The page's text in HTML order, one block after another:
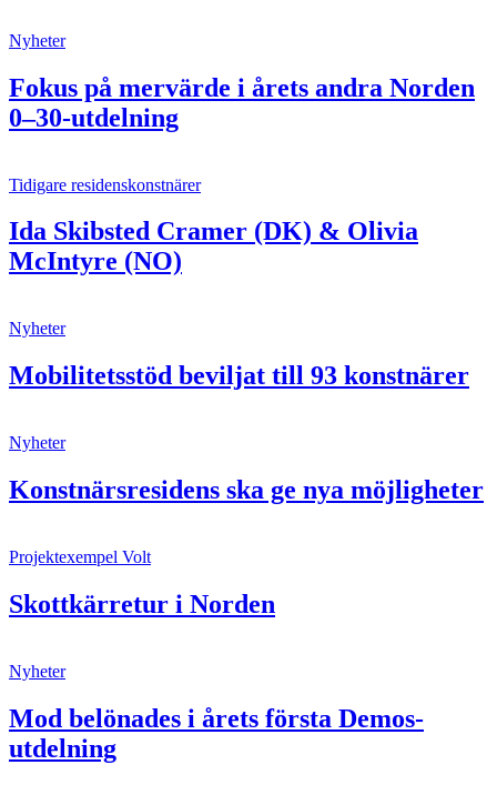
Nyheter
Fokus på mervärde i årets andra Norden
0–30-utdelning
Tidigare residenskonstnärer
Ida Skibsted Cramer (DK) & Olivia
McIntyre (NO)
Nyheter
Mobilitetsstöd beviljat till 93 konstnärer
Nyheter
Konstnärsresidens ska ge nya möjligheter
Projektexempel Volt
Skottkärretur i Norden
Nyheter
Mod belönades i årets första Demos-
utdelning